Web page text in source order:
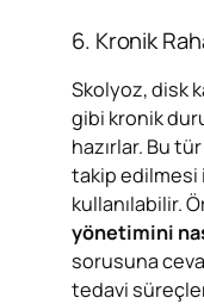
6. Kronik
Skolyoz, disk
gibi kronik
hazırlar. Bu
takip
kullanılabilir.
yönetimini
sorusuna
tedavi